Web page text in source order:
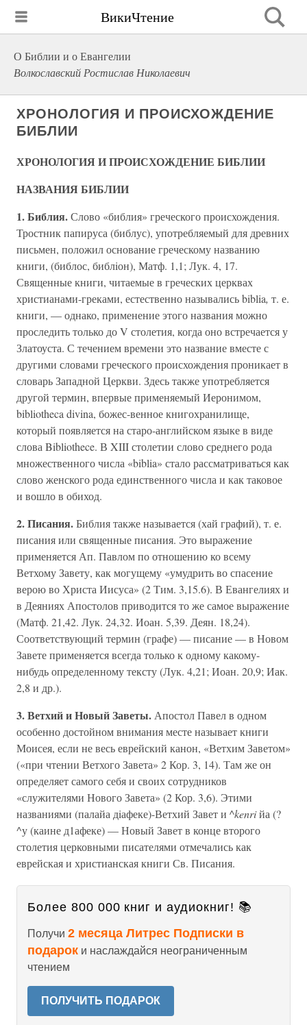
ВикиЧтение
О Библии и о Евангелии
Волкославский Ростислав Николаевич
ХРОНОЛОГИЯ И ПРОИСХОЖДЕНИЕ
БИБЛИИ
ХРОНОЛОГИЯ И ПРОИСХОЖДЕНИЕ БИБЛИИ
НАЗВАНИЯ БИБЛИИ
1. Библия.Слово «библия» греческого происхождения.
Тростник папируса (библус), употребляемый для древних
письмен, положил основание греческому названию
книги, (библос, библiон), Матф. 1,1; Лук. 4, 17.
Священные книги, читаемые в греческих церквах
христианами-греками, естественно назывались biblia, т. е.
книги, — однако, применение этого названия можно
проследить только до V столетия, когда оно встречается у
Златоуста. С течением времени это название вместе с
другими словами греческого происхождения проникает в
словарь Западной Церкви. Здесь также употребляется
другой термин, впервые применяемый Иеронимом,
bibliotheca divina, божес-венное книгохранилище,
который появляется на старо-английском языке в виде
слова Bibliothece. В XIII столетии слово среднего рода
множественного числа «biblia» стало рассматриваться как
слово женского рода единственного числа и как таковое
и вошло в обиход.
2. Писания.Библия также называется (хай графий), т. е.
писания или священные писания. Это выражение
применяется Ап. Павлом по отношению ко всему
Ветхому Завету, как могущему «умудрить во спасение
верою во Христа Иисуса» (2 Тим. 3,15.6). В Евангелиях и
в Деяниях Апостолов приводится то же самое выражение
(Матф. 21,42. Лук. 24,32. Иоан. 5,39. Деян. 18,24).
Соответствующий термин (графе) — писание — в Новом
Завете применяется всегда только к одному какому-
нибудь определенному тексту (Лук. 4,21; Иоан. 20,9; Иак.
2,8 и др.).
3. Ветхий и Новый Заветы. Апостол Павел в одном
особенно достойном внимания месте называет книги
Моисея, если не весь еврейский канон, «Ветхим Заветом»
(«при чтении Ветхого Завета» 2 Кор. 3, 14). Там же он
определяет самого себя и своих сотрудников
«служителями Нового Завета» (2 Кор. 3,6). Этими
названиями (палайа дiафеке)-Ветхий Завет и ^kenriйа (?
^у (каине д1афеке) — Новый Завет в конце второго
столетия церковными писателями отмечались как
еврейская и христианская книги Св. Писания.
Более 800 000 книг и аудиокниг! 📚
Получи 2 месяца Литрес Подписки в
подарок и наслаждайся неограниченным
чтением
ПОЛУЧИТЬ ПОДАРОК